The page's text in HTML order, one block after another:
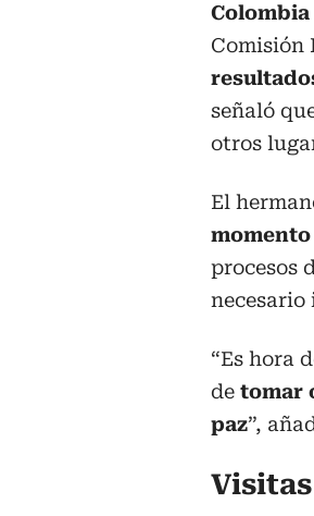
Colombia
Comisión
señaló
otros
El
procesos
“Es hora
de tomar
paz”,